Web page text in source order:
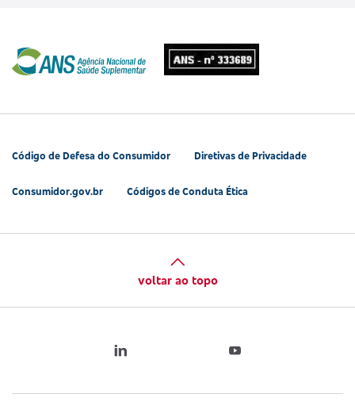
Código de Defesa do Consumidor Diretivas de Privacidade
Consumidor.gov.br Códigos de Conduta Ética
voltar ao topo